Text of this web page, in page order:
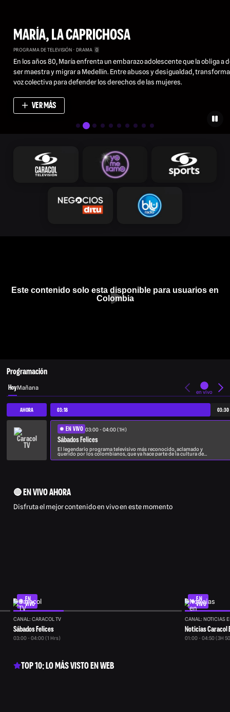
MARÍA, LA CAPRICHOSA
PROGRAMA DE TELEVISIÓN DRAMA 0
En los años 80, María enfrenta un embarazo adolescente que la obliga a
ser maestra y migrar a Medellín. Entre abusos y desigualdad,
voz colectiva para defender los derechos de las mujeres.
VER MÁS
Este contenido solo esta disponible para usuarios en
Colombia
Programación
HoyMañana
en vivo
AHORA 03:18 03:30
EN VIVO 03:00 - 04:00 (1H)
Sábados Felices
El legendario programa televisivo más reconocido, aclamado y
querido por los colombianos, que ya hace parte de la cultura del
🔴 EN VIVO AHORA
Disfruta el mejor contenido en vivo en este momento
EN
VIVO
CANAL: CARACOL TV
Sábados Felices
03:00 - 04:00 (1 Hrs)
EN
VIVO
CANAL: NOTICIAS
Noticias Caracol
01:00 - 04:50 (3H
TOP 10: LO MÁS VISTO EN WEB